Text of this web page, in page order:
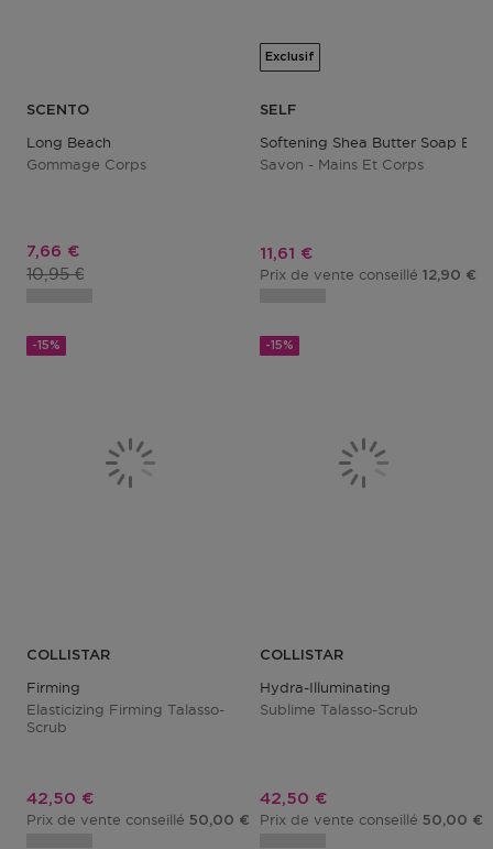
SCENTO
Long Beach
Gommage Corps
Prix promotionnel
7,66 €
Prix du produit
10,95 €
Exclusif
SELF
Softening Shea Butter Soap Bar
Savon - Mains Et Corps
Prix promotionnel
11,61 €
Prix de vente conseillé 12,90 €
-15%
COLLISTAR
Firming
Elasticizing Firming Talasso-
Scrub
Prix promotionnel
42,50 €
Prix de vente conseillé 50,00 €
-15%
COLLISTAR
Hydra-Illuminating
Sublime Talasso-Scrub
Prix promotionnel
42,50 €
Prix de vente conseillé 50,00 €